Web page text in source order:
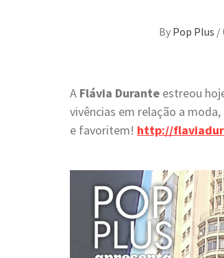
By Pop Plus /
A Flávia Durante estreou
vivências em relação a
e favoritem! http://